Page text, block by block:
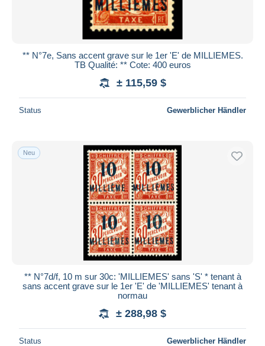
** N°7e, Sans accent grave sur le 1er 'E' de MILLIEMES.
TB Qualité: ** Cote: 400 euros
± 115,59 $
Status Gewerblicher Händler
Neu
** N°7d/f, 10 m sur 30c: 'MILLIEMES' sans 'S' * tenant à
sans accent grave sur le 1er 'E' de 'MILLIEMES' tenant à
normau
± 288,98 $
Status Gewerblicher Händler